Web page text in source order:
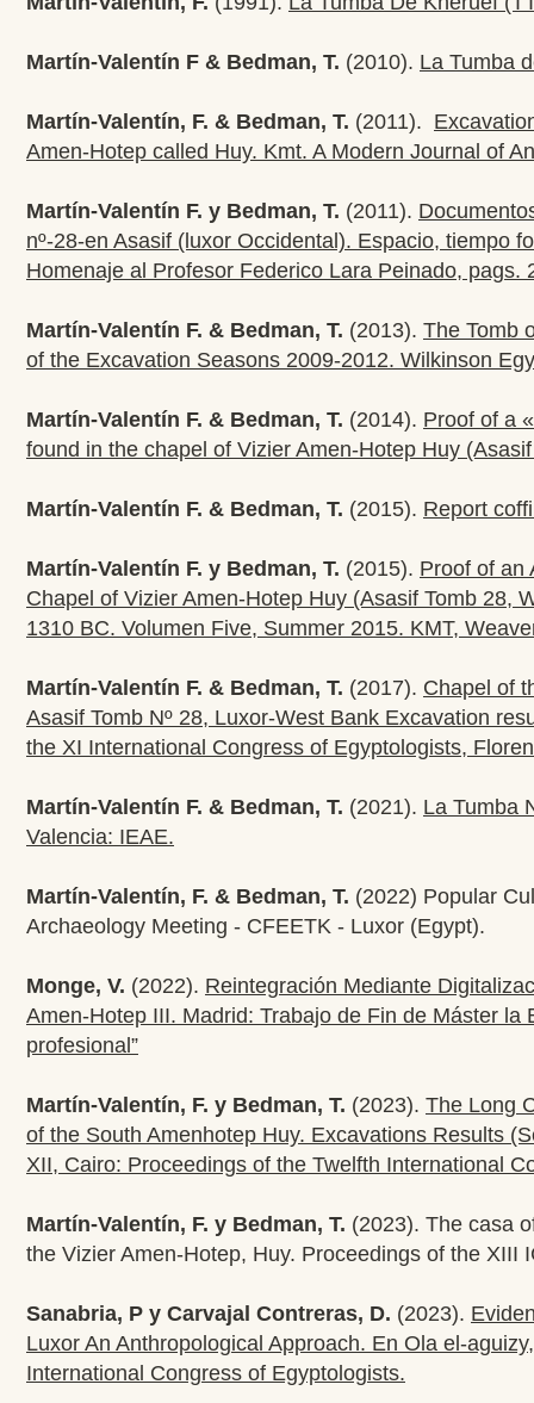
Martín-Valentín F & Bedman, T. (2010). La Tumba
Martín-Valentín, F. & Bedman, T. (2011).
Amen-Hotep called Huy. Kmt. A Modern Journal of
Martín-Valentín F. y Bedman, T. (2011).
nº-28-en Asasif (luxor Occidental). Espacio, tiempo
Homenaje al Profesor Federico Lara Peinado, pags.
Martín-Valentín F. & Bedman, T. (2013). The Tomb
of the Excavation Seasons 2009-2012. Wilkinson
Martín-Valentín F. & Bedman, T. (2014). Proof of a
found in the chapel of Vizier Amen-Hotep Huy
Martín-Valentín F. & Bedman, T. (2015). Report
Martín-Valentín F. y Bedman, T. (2015). Proof of an
Chapel of Vizier Amen-Hotep Huy (Asasif Tomb 28,
1310 BC. Volumen Five, Summer 2015. KMT,
Martín-Valentín F. & Bedman, T. (2017). Chapel of
Asasif Tomb Nº 28, Luxor-West Bank Excavation
the XI International Congress of Egyptologists,
Martín-Valentín F. & Bedman, T. (2021). La Tumba
Valencia: IEAE.
Martín-Valentín, F. & Bedman, T. (2022) Popular
Archaeology Meeting - CFEETK - Luxor (Egypt).
Monge, V. (2022). Reintegración Mediante
Amen-Hotep III. Madrid: Trabajo de Fin de Máster
profesional”
Martín-Valentín, F. y Bedman, T. (2023). The Long
of the South Amenhotep Huy. Excavations Results
XII, Cairo: Proceedings of the Twelfth International
Martín-Valentín, F. y Bedman, T. (2023). The casa
the Vizier Amen-Hotep, Huy. Proceedings of the XIII
Sanabria, P y Carvajal Contreras, D. (2023).
Luxor An Anthropological Approach. En Ola el-
International Congress of Egyptologists.